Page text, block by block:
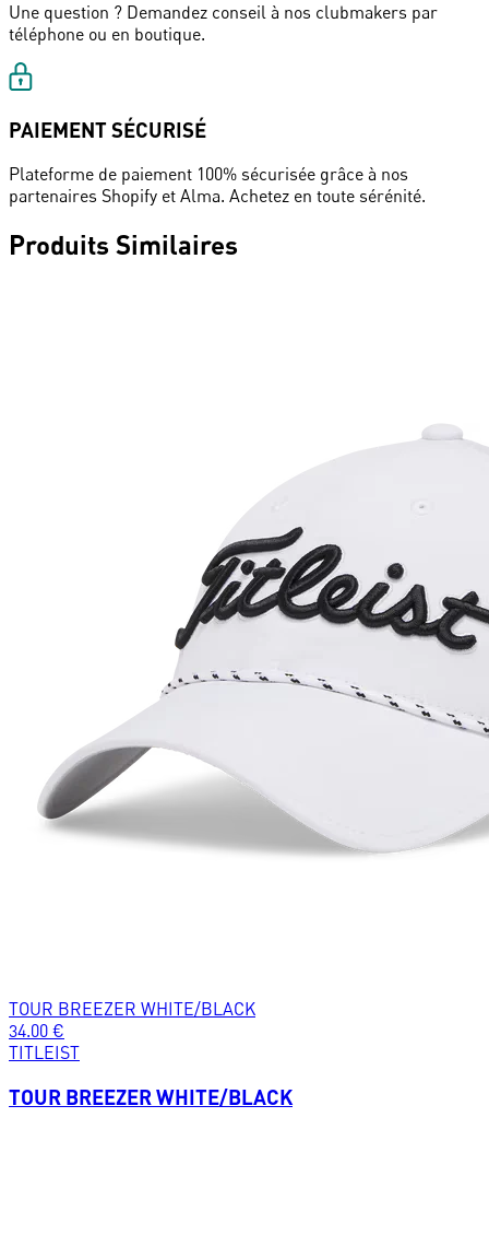
Une question ? Demandez conseil à nos clubmakers par
téléphone ou en boutique.
PAIEMENT SÉCURISÉ
Plateforme de paiement 100% sécurisée grâce à nos
partenaires Shopify et Alma. Achetez en toute sérénité.
Produits Similaires
TOUR BREEZER WHITE/BLACK
34.00 €
TITLEIST
TOUR BREEZER WHITE/BLACK